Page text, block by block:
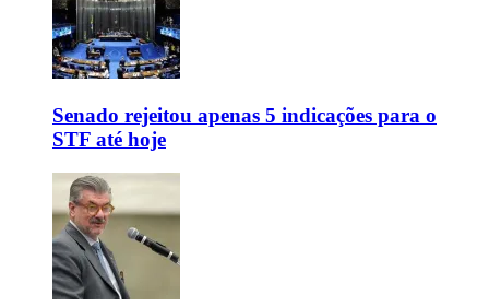
Senado rejeitou apenas 5 indicações para o
STF até hoje